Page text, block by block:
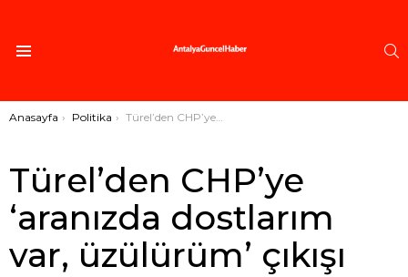
Buradasınız:
Anasayfa Politika Türel’den CHP’ye ‘aranızda dostlarım var, üzülürüm’ çıkışı
Türel’den CHP’ye
‘aranızda dostlarım
var, üzülürüm’ çıkışı